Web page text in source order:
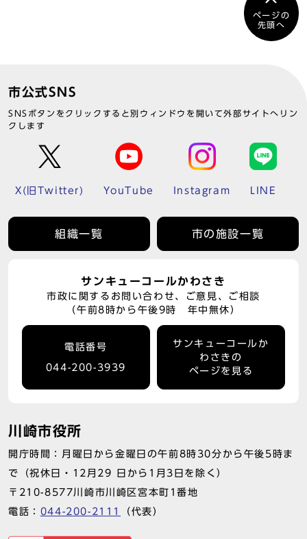
ページの
先頭へ
市公式SNS
SNSボタンをクリックすると別ウィンドウを開いて外部サイトへリン
クします
X(旧Twitter) YouTube Instagram LINE
組織一覧 市の施設一覧
サンキューコールかわさき
市政に関するお問い合わせ、ご意見、ご相談
（午前8時から午後9時 年中無休）
電話番号
044-200-3939
サンキューコールか
わさきの
ページを見る
川崎市役所
開庁時間：月曜日から金曜日の午前8時30分から午後5時ま
で（祝休日・12月29 日から1月3日を除く）
〒210-8577川崎市川崎区宮本町1番地
電話： 044-200-2111 （代表）